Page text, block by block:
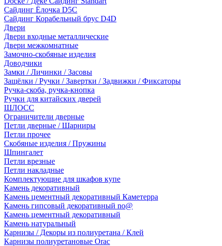
Сайдинг Ёлочка D5C
Сайдинг Корабельный брус D4D
Двери
Двери входные металлические
Двери межкомнатные
Замочно-скобяные изделия
Доводчики
Замки / Личинки / Засовы
Защёлки / Ручки / Завертки / Задвижки / Фиксаторы
Ручка-скоба, ручка-кнопка
Ручки для китайских дверей
ШЛОСС
Ограничители дверные
Петли дверные / Шарниры
Петли прочее
Скобяные изделия / Пружины
Шпингалет
Петли врезные
Петли накладные
Комплектующие для шкафов купе
Камень декоративный
Камень цементный декоративный Каметерра
Камень гипсовый декоративный no@
Камень цементный декоративный
Камень натуральный
Карнизы / Декоры из полиуретана / Клей
Карнизы полиуретановые Orac